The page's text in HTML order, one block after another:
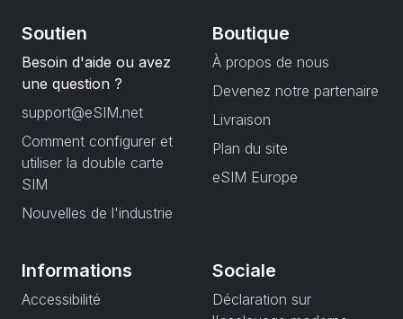
Soutien
Besoin d'aide ou avez
une question ?
support@eSIM.net
Comment configurer et
utiliser la double carte
SIM
Nouvelles de l'industrie
Boutique
À propos de nous
Devenez notre partenaire
Livraison
Plan du site
eSIM Europe
Informations
Accessibilité
Sociale
Déclaration sur